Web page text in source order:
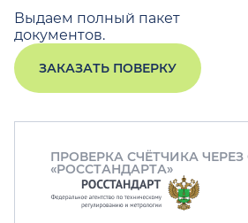
Выдаем полный пакет
документов.
ЗАКАЗАТЬ ПОВЕРКУ
ПРОВЕРКА СЧЁТЧИКА
«РОССТАНДАРТА»